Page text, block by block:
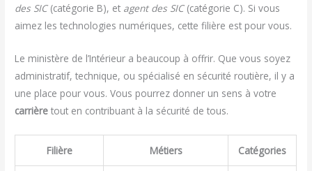
des SIC(catégorie B), et agent des SIC(catégorie C). Si vous
aimez les technologies numériques, cette filière est pour vous.
Le ministère de l’Intérieur a beaucoup à offrir. Que vous soyez
administratif, technique, ou spécialisé en sécurité routière, il y a
une place pour vous. Vous pourrez donner un sens à votre
carrière tout en contribuant à la sécurité de tous.
Filière Métiers Catégories